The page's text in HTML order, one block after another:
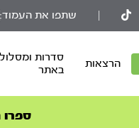
שתפו את העמוד:
הרצאות
סדרות
באתר
ספרו